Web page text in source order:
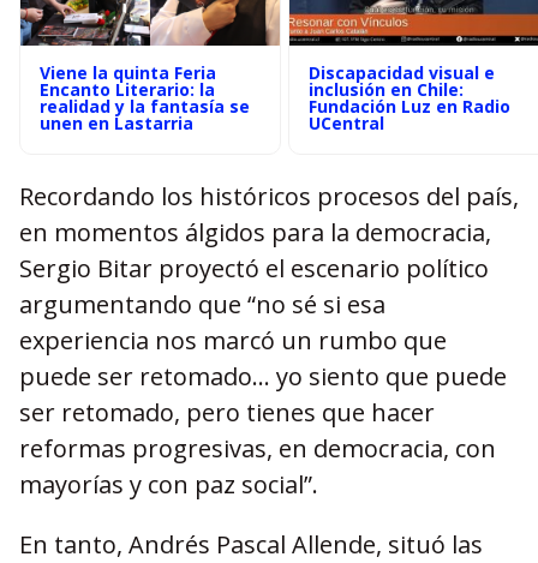
Viene la quinta Feria
Encanto Literario: la
realidad y la fantasía se
unen en Lastarria
Discapacidad visual e
inclusión en Chile:
Fundación Luz en Radio
UCentral
Recordando los históricos procesos del país,
en momentos álgidos para la democracia,
Sergio Bitar proyectó el escenario político
argumentando que “no sé si esa
experiencia nos marcó un rumbo que
puede ser retomado… yo siento que puede
ser retomado, pero tienes que hacer
reformas progresivas, en democracia, con
mayorías y con paz social”.
En tanto, Andrés Pascal Allende, situó las